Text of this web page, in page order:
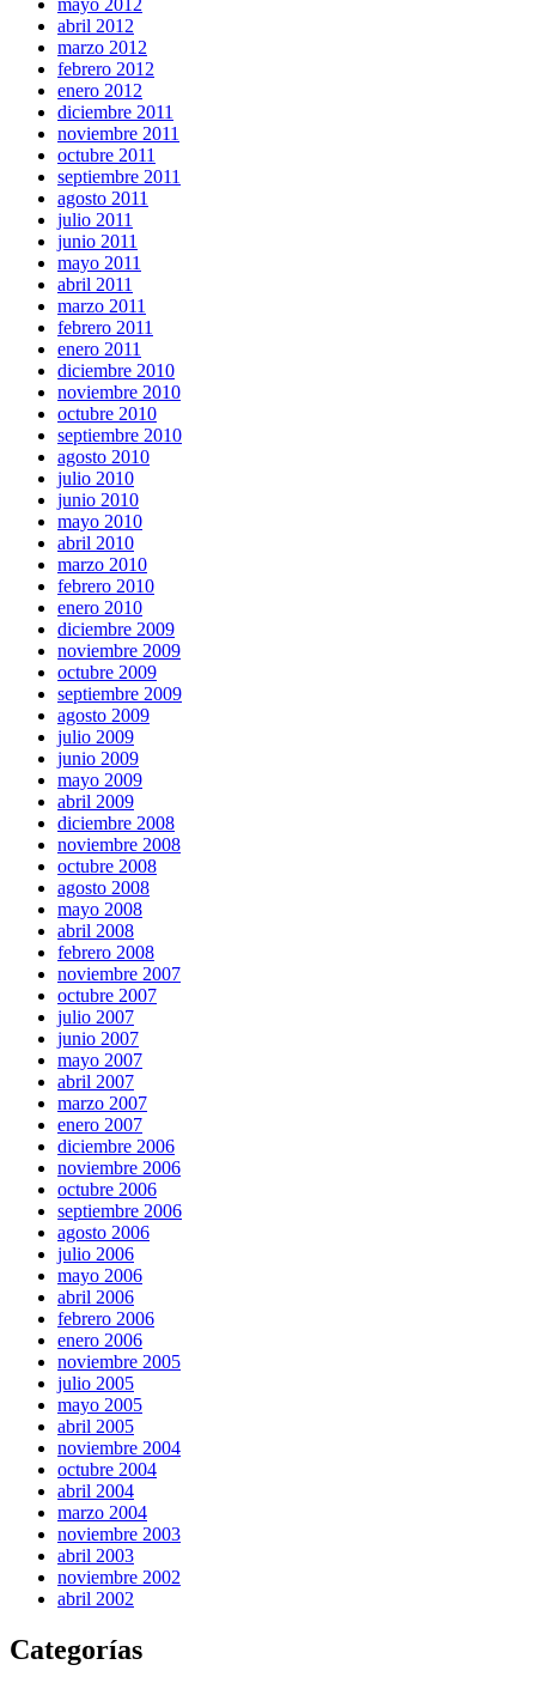
mayo 2012
abril 2012
marzo 2012
febrero 2012
enero 2012
diciembre 2011
noviembre 2011
octubre 2011
septiembre 2011
agosto 2011
julio 2011
junio 2011
mayo 2011
abril 2011
marzo 2011
febrero 2011
enero 2011
diciembre 2010
noviembre 2010
octubre 2010
septiembre 2010
agosto 2010
julio 2010
junio 2010
mayo 2010
abril 2010
marzo 2010
febrero 2010
enero 2010
diciembre 2009
noviembre 2009
octubre 2009
septiembre 2009
agosto 2009
julio 2009
junio 2009
mayo 2009
abril 2009
diciembre 2008
noviembre 2008
octubre 2008
agosto 2008
mayo 2008
abril 2008
febrero 2008
noviembre 2007
octubre 2007
julio 2007
junio 2007
mayo 2007
abril 2007
marzo 2007
enero 2007
diciembre 2006
noviembre 2006
octubre 2006
septiembre 2006
agosto 2006
julio 2006
mayo 2006
abril 2006
febrero 2006
enero 2006
noviembre 2005
julio 2005
mayo 2005
abril 2005
noviembre 2004
octubre 2004
abril 2004
marzo 2004
noviembre 2003
abril 2003
noviembre 2002
abril 2002
Categorías